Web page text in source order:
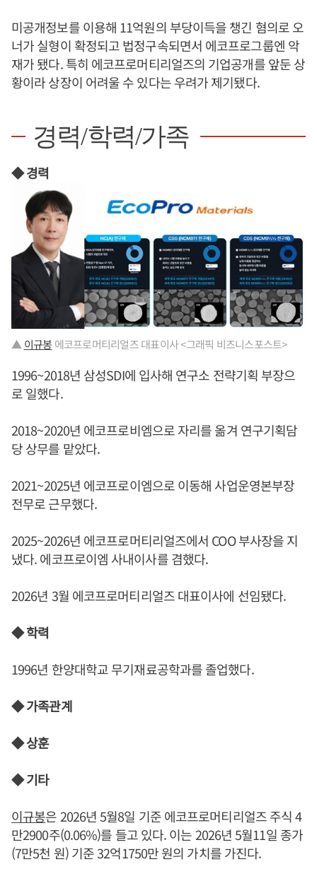
미공개정보를 이용해 11억원의 부당이득을 챙긴 혐의로 오
너가 실형이 확정되고 법정구속되면서 에코프로그룹엔 악
재가 됐다. 특히 에코프로머티리얼즈의 기업공개를 앞둔 상
황이라 상장이 어려울 수 있다는 우려가 제기됐다.
경력/학력/가족
◆ 경력
▲ 이규봉 에코프로머티리얼즈 대표이사 <그래픽 비즈니스포스트>
1996~2018년 삼성SDI에 입사해 연구소 전략기획 부장으
로 일했다.
2018~2020년 에코프로비엠으로 자리를 옮겨 연구기획담
당 상무를 맡았다.
2021~2025년 에코프로이엠으로 이동해 사업운영본부장
전무로 근무했다.
2025~2026년 에코프로머티리얼즈에서 COO 부사장을 지
냈다. 에코프로이엠 사내이사를 겸했다.
2026년 3월 에코프로머티리얼즈 대표이사에 선임됐다.
◆ 학력
1996년 한양대학교 무기재료공학과를 졸업했다.
◆ 가족관계
◆ 상훈
◆ 기타
이규봉은 2026년 5월8일 기준 에코프로머티리얼즈 주식 4
만2900주(0.06%)를 들고 있다. 이는 2026년 5월11일 종가
(7만5천 원) 기준 32억1750만 원의 가치를 가진다.